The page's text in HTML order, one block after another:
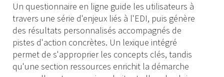
Un questionnaire en ligne guide les utilisateurs à
travers une série d'enjeux liés à l'EDI, puis génère
des résultats personnalisés accompagnés de
pistes d'action concrètes. Un lexique intégré
permet de s'approprier les concepts clés, tandis
qu'une section ressources enrichit la démarche